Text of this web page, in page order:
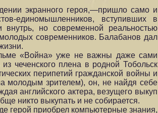
экранного героя,—пришло само и
единомышленников, вступивших в
но современной реальностью
современников. Балабанов дал
«Война» уже не важны даже сами
чеченского плена в родной Тобольск
перипетий гражданской войны и
молодым зрителем), он, не найдя себе
английского актера, везущего выкуп
никто выкупать и не собирается.
герой приобрел компьютерные знания,